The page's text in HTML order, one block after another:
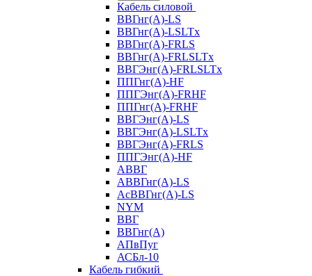
Кабель силовой
ВВГнг(А)-LS
ВВГнг(А)-LSLTx
ВВГнг(А)-FRLS
ВВГнг(А)-FRLSLTx
ВВГЭнг(А)-FRLSLTx
ППГнг(А)-HF
ППГЭнг(А)-FRHF
ППГнг(А)-FRHF
ВВГЭнг(А)-LS
ВВГЭнг(А)-LSLTx
ВВГЭнг(А)-FRLS
ППГЭнг(А)-HF
АВВГ
АВВГнг(А)-LS
АсВВГнг(А)-LS
NYM
ВВГ
ВВГнг(А)
АПвПуг
АСБл-10
Кабель гибкий